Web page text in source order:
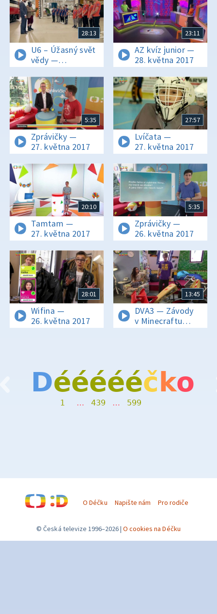
28:13
U6 – Úžasný svět
vědy —
28. května 2017
23:11
AZ kvíz junior —
28. května 2017
5:35
Zprávičky —
27. května 2017
27:57
Lvíčata —
27. května 2017
20:10
Tamtam —
27. května 2017
5:35
Zprávičky —
26. května 2017
28:01
Wifina —
26. května 2017
13:45
DVA3 — Závody
v Minecraftu
i jinde
Dé
1
é
…
é
439
é
…
é
599
č ko
O Déčku Napište nám Pro rodiče
© Česká televize 1996–2026 O cookies na Déčku